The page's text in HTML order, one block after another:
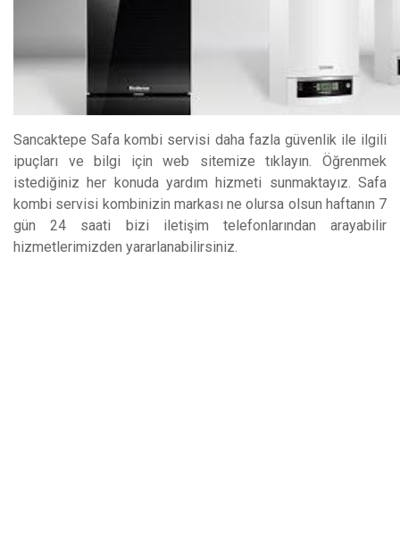
Sancaktepe Safa kombi servisi daha fazla güvenlik ile ilgili
ipuçları ve bilgi için web sitemize tıklayın. Öğrenmek
istediğiniz her konuda yardım hizmeti sunmaktayız. Safa
kombi servisi kombinizin markası ne olursa olsun haftanın 7
gün 24 saati bizi iletişim telefonlarından arayabilir
hizmetlerimizden yararlanabilirsiniz.